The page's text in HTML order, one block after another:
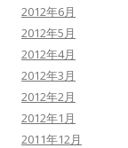
2012年6月
2012年5月
2012年4月
2012年3月
2012年2月
2012年1月
2011年12月